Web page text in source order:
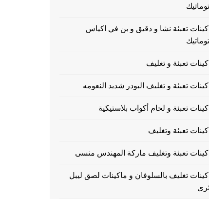
تعبئة نشا و دقيق و بن في اكياس
تعبئة و تغليف
تعبئة و تغليف البودر شديد النعومه
تعبئة و لحام أكواب بلاستيكية
تعبئة وتغليف
تعبئة وتغليف ماركة المهندس منسى
تغليف بالسلوفان و ماكينات لصق ليبل